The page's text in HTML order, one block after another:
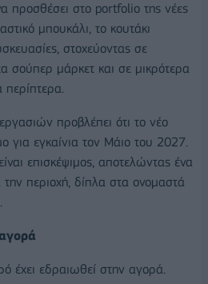
προσθέσει στο portfolio της νέες
μπουκάλι, το κουτάκι
στοχεύοντας σε
σούπερ μάρκετ και σε μικρότερα
προβλέπει ότι το νέο
για εγκαίνια τον Μάιο του 2027.
επισκέψιμος, αποτελώντας ένα
περιοχή, δίπλα στα ονομαστά
έχει εδραιωθεί στην αγορά.